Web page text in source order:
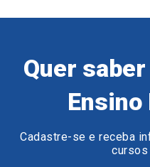
Quer
Cadastre-se e receba
cursos